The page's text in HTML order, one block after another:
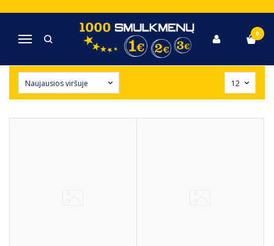
Navigacija
0
SIUVIMO REIKMENYS
Pagrindinis Siuvimo reikmenys